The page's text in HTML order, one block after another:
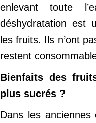
enlevant toute
déshydratation est
les fruits. Ils n’ont
restent
Bienfaits des
plus sucrés ?
Dans les